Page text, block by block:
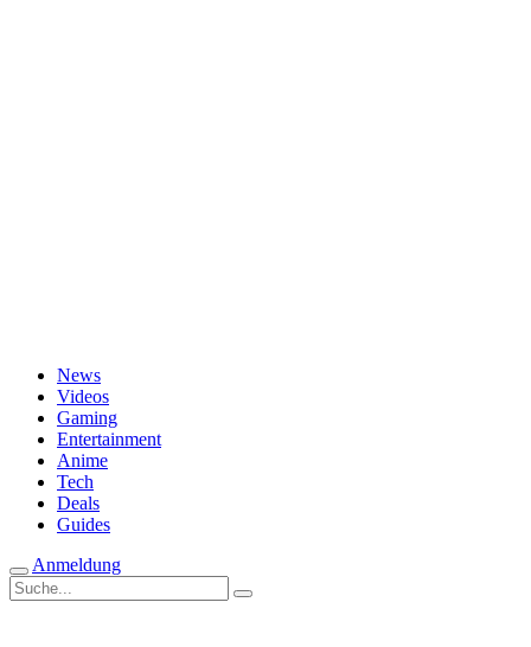
News
Videos
Gaming
Entertainment
Anime
Tech
Deals
Guides
Anmeldung
Suche
nach: